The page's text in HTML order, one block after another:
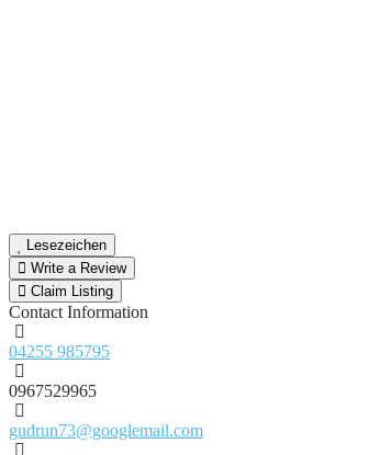
Lesezeichen
Write a Review
Claim Listing
Contact Information
04255 985795
0967529965
gudrun73@googlemail.com